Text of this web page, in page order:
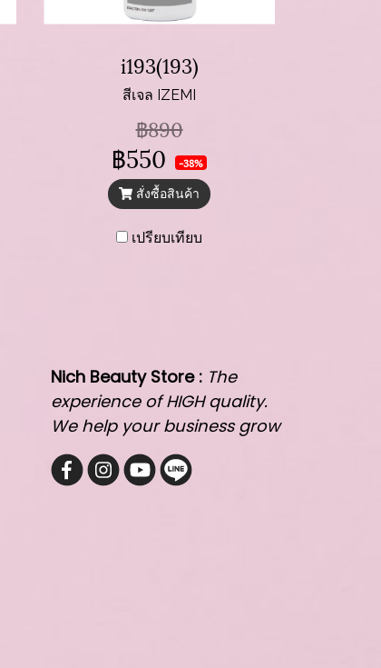
i193(193)
สีเจล IZEMI
฿890
฿550 -38%
สั่งซื้อสินค้า
เปรียบเทียบ
Nich Beauty Store : The
experience of HIGH quality.
We help your business grow